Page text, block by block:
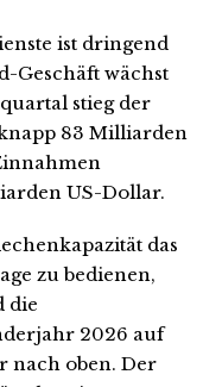
ist dringend
Geschäft wächst
stieg der
83 Milliarden
US-Dollar.
das
zu bedienen,
die
2026 auf
nach oben. Der